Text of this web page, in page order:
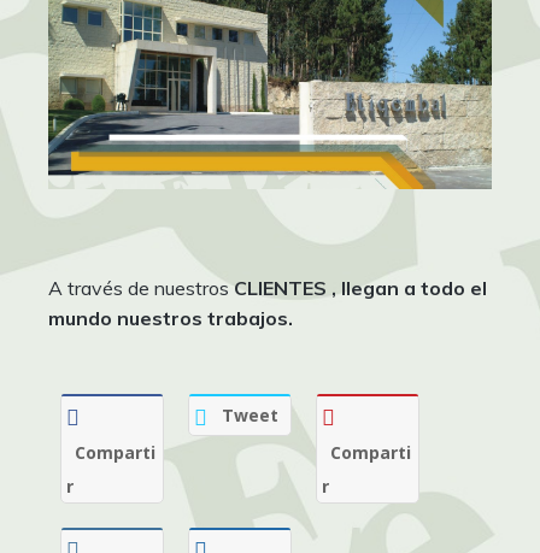
A través de nuestrosCLIENTES , llegan a todo el
mundo nuestros trabajos.
Comparti
r
Tweet
Comparti
r